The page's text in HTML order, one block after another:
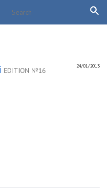
24/01/2013
EDITION №16